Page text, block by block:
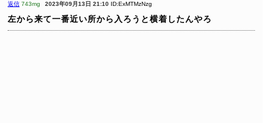
返信 743mg 2023年09月13日 21:10 ID:ExMTMzNzg
左から来て一番近い所から入ろうと横着したんやろ